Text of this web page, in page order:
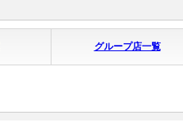
グループ店一覧